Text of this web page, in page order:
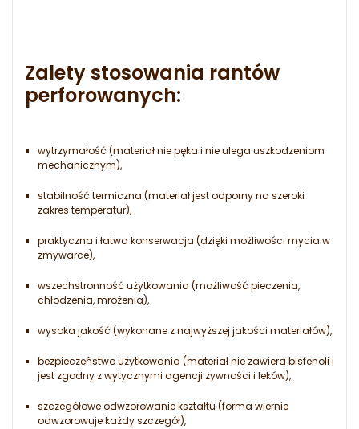
Zalety stosowania rantów
perforowanych:
wytrzymałość (materiał nie pęka i nie ulega uszkodzeniom
mechanicznym),
stabilność termiczna (materiał jest odporny na szeroki
zakres temperatur),
praktyczna i łatwa konserwacja (dzięki możliwości mycia w
zmywarce),
wszechstronność użytkowania (możliwość pieczenia,
chłodzenia, mrożenia),
wysoka jakość (wykonane z najwyższej jakości materiałów),
bezpieczeństwo użytkowania (materiał nie zawiera bisfenoli i
jest zgodny z wytycznymi agencji żywności i leków),
szczegółowe odwzorowanie kształtu (forma wiernie
odwzorowuje każdy szczegół),